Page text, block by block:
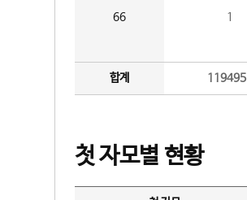
66 1
합계
첫 자모별 현황